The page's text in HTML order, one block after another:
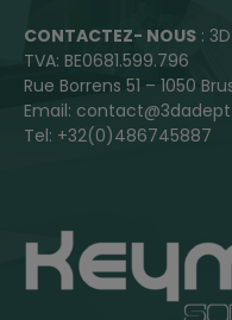
CONTACTEZ- NOUS :
TVA: BE0681.599.796
Rue Borrens 51 – 1050
Email:
Tel: +32(0)486745887